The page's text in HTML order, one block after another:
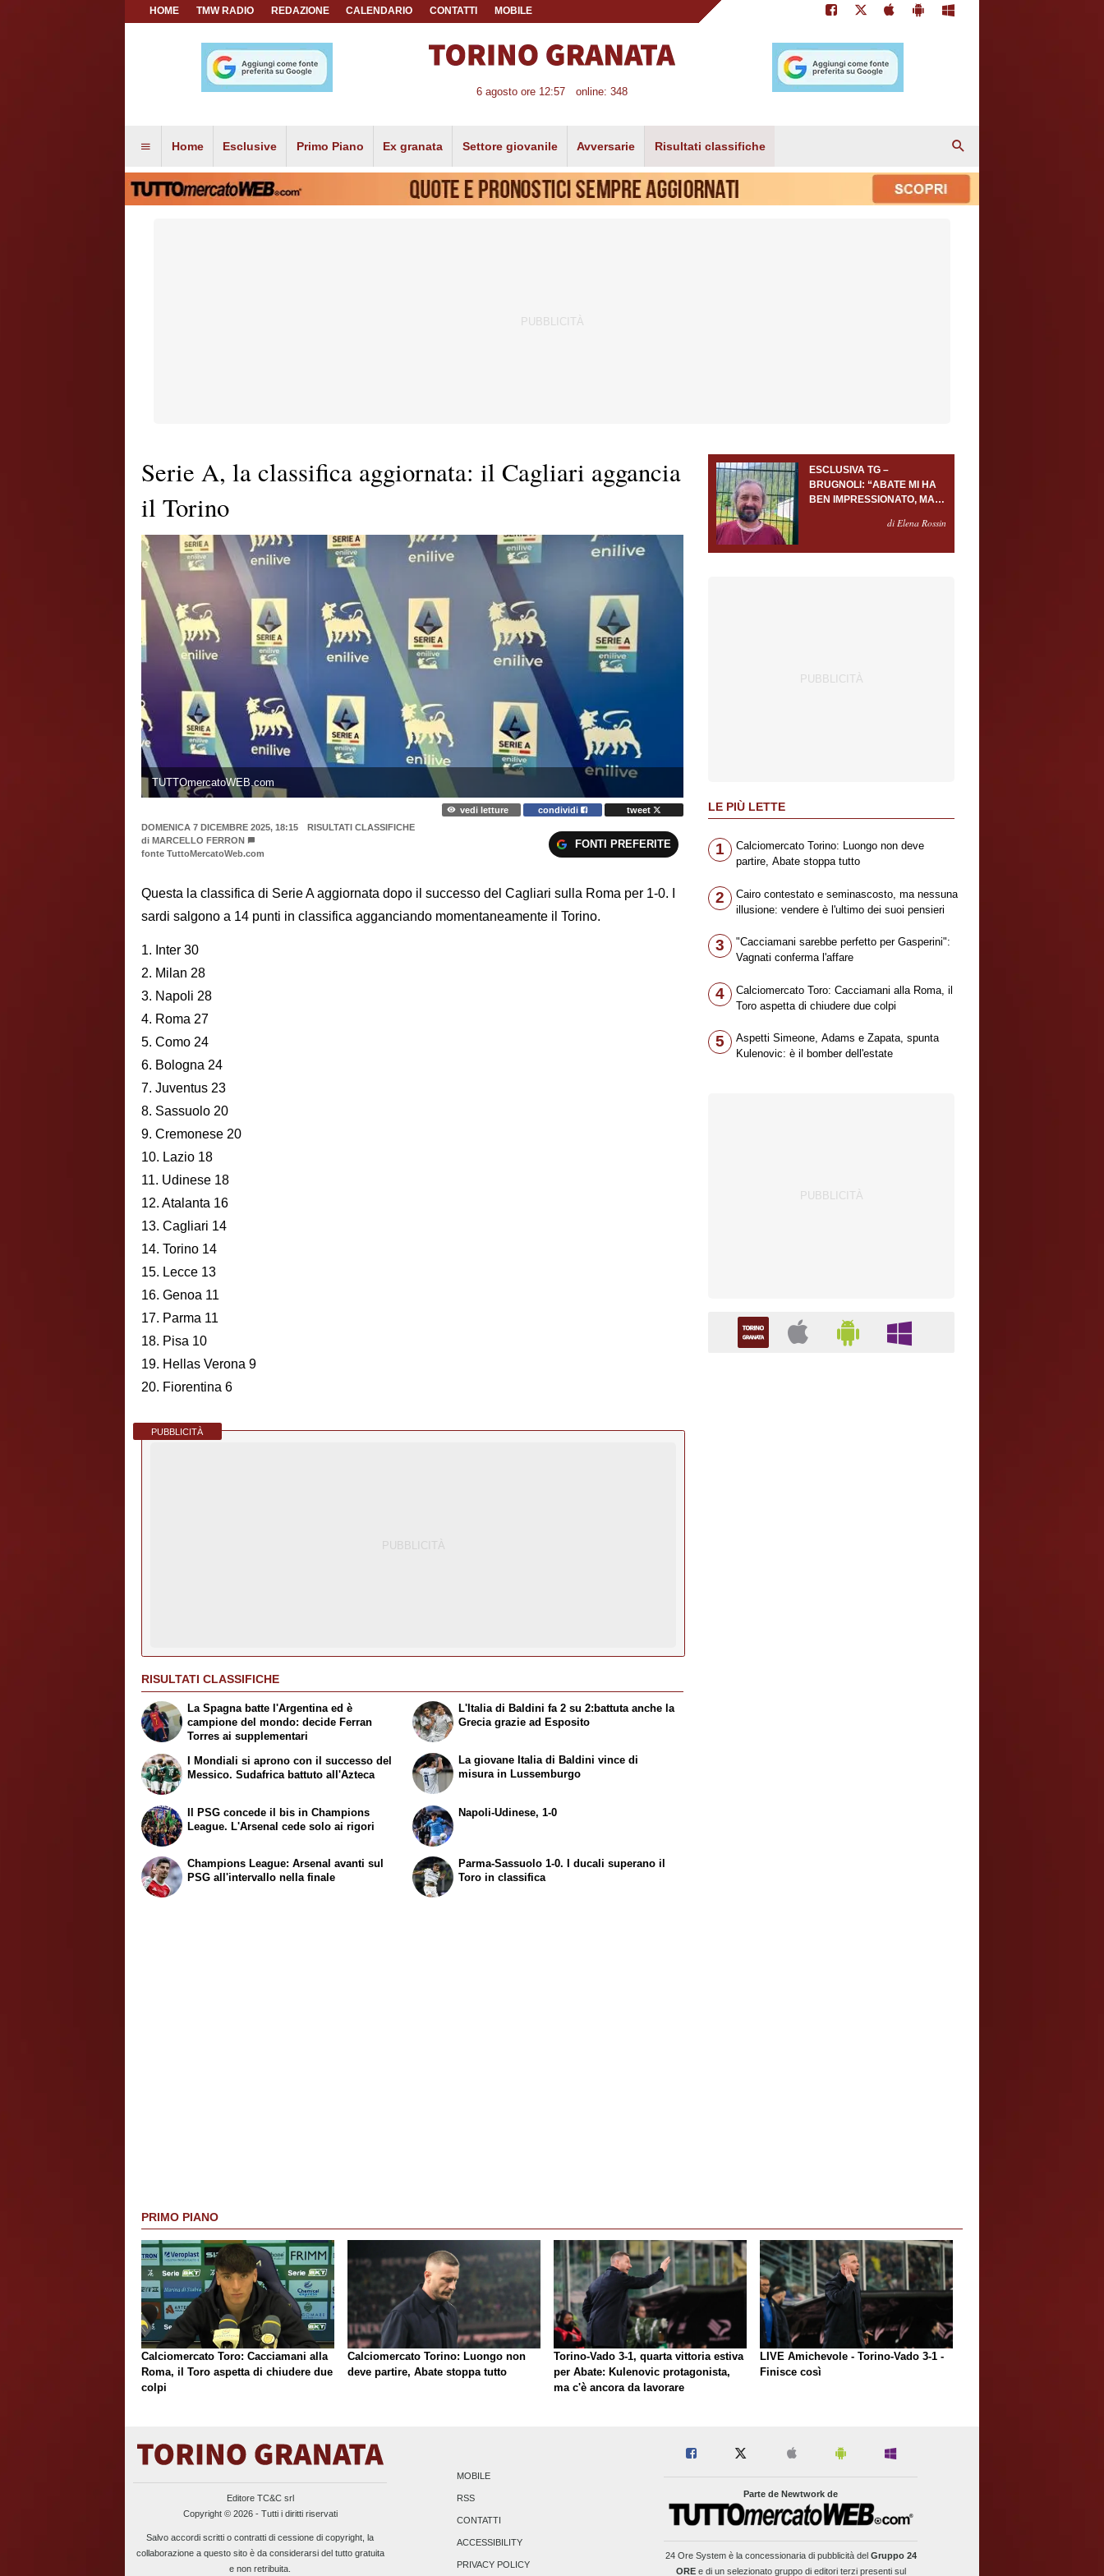
HOME TMW RADIO REDAZIONE CALENDARIO CONTATTI MOBILE
6 agosto ore 12:57 online: 348
Home Esclusive Primo Piano Ex granata Settore giovanile Avversarie Risultati classifiche
Serie A, la classifica aggiornata: il Cagliari aggancia
il Torino
TUTTOmercatoWEB.com
vedi letture condividi
tweet
DOMENICA 7 DICEMBRE 2025, 18:15
RISULTATI CLASSIFICHE
di MARCELLO FERRON
fonte TuttoMercatoWeb.com
FONTI PREFERITE
Questa la classifica di Serie A aggiornata dopo il successo del Cagliari sulla Roma per 1-0. I
sardi salgono a 14 punti in classifica agganciando momentaneamente il Torino.
1. Inter 30
2. Milan 28
3. Napoli 28
4. Roma 27
5. Como 24
6. Bologna 24
7. Juventus 23
8. Sassuolo 20
9. Cremonese 20
10. Lazio 18
11. Udinese 18
12. Atalanta 16
13. Cagliari 14
14. Torino 14
15. Lecce 13
16. Genoa 11
17. Parma 11
18. Pisa 10
19. Hellas Verona 9
20. Fiorentina 6
PUBBLICITÀ
RISULTATI CLASSIFICHE
La Spagna batte l'Argentina ed è
campione del mondo: decide Ferran
Torres ai supplementari
I Mondiali si aprono con il successo del
Messico. Sudafrica battuto all'Azteca
L'Italia di Baldini fa 2 su 2:battuta anche la
Grecia grazie ad Esposito
La giovane Italia di Baldini vince di
misura in Lussemburgo
Il PSG concede il bis in Champions
League. L'Arsenal cede solo ai rigori
Champions League: Arsenal avanti sul
PSG all'intervallo nella finale
Napoli-Udinese, 1-0
Parma-Sassuolo 1-0. I ducali superano il
Toro in classifica
ESCLUSIVA TG –
BRUGNOLI: “ABATE MI HA
BEN IMPRESSIONATO, MA
PORTIERE SERVONOdi Elena Rossin
LE PIÙ LETTE
1
Calciomercato Torino: Luongo non deve
partire, Abate stoppa tutto
2
Cairo contestato e seminascosto, ma nessuna
illusione: vendere è l'ultimo dei suoi pensieri
3
"Cacciamani sarebbe perfetto per Gasperini":
Vagnati conferma l'affare
4
Calciomercato Toro: Cacciamani alla Roma, il
Toro aspetta di chiudere due colpi
5
Aspetti Simeone, Adams e Zapata, spunta
Kulenovic: è il bomber dell'estate
PRIMO PIANO
Calciomercato Toro: Cacciamani alla
Roma, il Toro aspetta di chiudere due
colpi
Calciomercato Torino: Luongo non
deve partire, Abate stoppa tutto
Torino-Vado 3-1, quarta vittoria estiva
per Abate: Kulenovic protagonista,
ma c'è ancora da lavorare
LIVE Amichevole - Torino-Vado 3-1 -
Finisce così
Editore TC&C srl
Copyright © 2026 - Tutti i diritti riservati
Salvo accordi scritti o contratti di cessione di copyright, la
collaborazione a questo sito è da considerarsi del tutto gratuita
e non retribuita.
MOBILE
RSS
CONTATTI
ACCESSIBILITY
PRIVACY POLICY
Parte de Newtwork de
24 Ore Systemè la concessionaria di pubblicità del Gruppo 24
OREe di un selezionato gruppo di editori terzi presenti sul